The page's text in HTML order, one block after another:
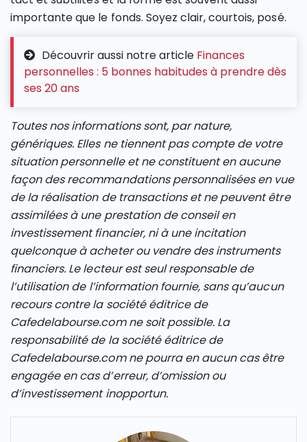
importante que le fonds. Soyez clair, courtois, posé.
Découvrir aussi notre article Finances
personnelles : 5 bonnes habitudes à prendre dès
ses 20 ans
Toutes nos informations sont, par nature,
génériques. Elles ne tiennent pas compte de votre
situation personnelle et ne constituent en aucune
façon des recommandations personnalisées en vue
de la réalisation de transactions et ne peuvent être
assimilées à une prestation de conseil en
investissement financier, ni à une incitation
quelconque à acheter ou vendre des instruments
financiers. Le lecteur est seul responsable de
l’utilisation de l’information fournie, sans qu’aucun
recours contre la société éditrice de
Cafedelabourse.com ne soit possible. La
responsabilité de la société éditrice de
Cafedelabourse.com ne pourra en aucun cas être
engagée en cas d’erreur, d’omission ou
d’investissement inopportun.